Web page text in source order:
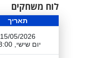
לוח משחקים
תאריך
15/05/2026
יום שישי, 13:00